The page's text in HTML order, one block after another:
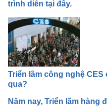
trình diễn tại đây.
Triển lãm công nghệ
qua?
Năm nay, Triển lãm hàng